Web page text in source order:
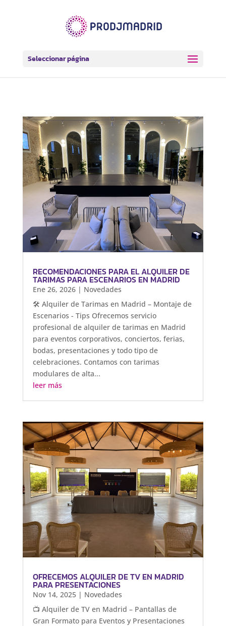
Seleccionar página
RECOMENDACIONES PARA EL ALQUILER DE
TARIMAS PARA ESCENARIOS EN MADRID
Ene 26, 2026| Novedades
🛠️ Alquiler de Tarimas en Madrid – Montaje de
Escenarios - Tips Ofrecemos servicio
profesional de alquiler de tarimas en Madrid
para eventos corporativos, conciertos, ferias,
bodas, presentaciones y todo tipo de
celebraciones. Contamos con tarimas
modulares de alta...
leer más
OFRECEMOS ALQUILER DE TV EN MADRID
PARA PRESENTACIONES
Nov 14, 2025| Novedades
📺 Alquiler de TV en Madrid – Pantallas de
Gran Formato para Eventos y Presentaciones